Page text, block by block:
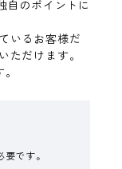
のポイントに
いるお客様だ
ただけます。
です。